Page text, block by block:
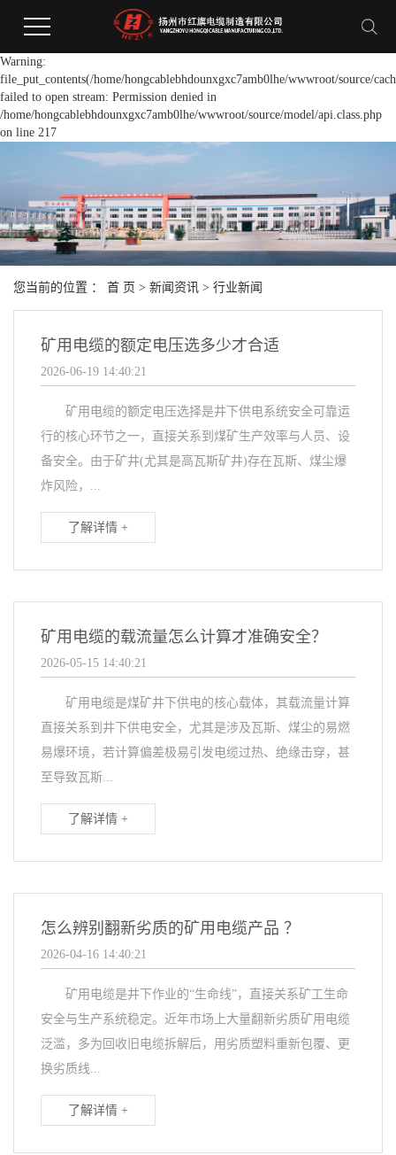
Warning:
file_put_contents(/home/hongcablebhdounxgxc7amb0lhe/wwwroot/source/
failed to open stream: Permission denied in
/home/hongcablebhdounxgxc7amb0lhe/wwwroot/source/model/api.class.php
on line 217
您当前的位置 ： 首 页 > 新闻资讯 > 行业新闻
矿用电缆的额定电压选多少才合适
2026-06-19 14:40:21
矿用电缆的额定电压选择是井下供电系统安全可靠运
行的核心环节之一，直接关系到煤矿生产效率与人员、设
备安全。由于矿井(尤其是高瓦斯矿井)存在瓦斯、煤尘爆
炸风险，...
了解详情 +
矿用电缆的载流量怎么计算才准确安全？
2026-05-15 14:40:21
矿用电缆是煤矿井下供电的核心载体，其载流量计算
直接关系到井下供电安全，尤其是涉及瓦斯、煤尘的易燃
易爆环境，若计算偏差极易引发电缆过热、绝缘击穿，甚
至导致瓦斯...
了解详情 +
怎么辨别翻新劣质的矿用电缆产品 ？
2026-04-16 14:40:21
矿用电缆是井下作业的“生命线”，直接关系矿工生命
安全与生产系统稳定。近年市场上大量翻新劣质矿用电缆
泛滥，多为回收旧电缆拆解后，用劣质塑料重新包覆、更
换劣质线...
了解详情 +